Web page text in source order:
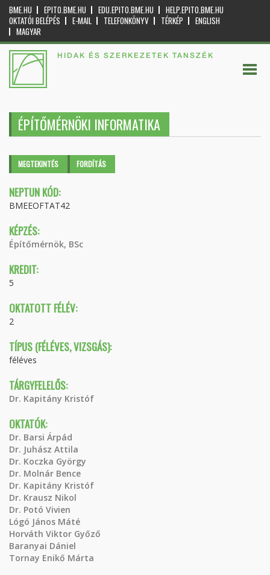
BME.HU EPITO.BME.HU EDU.EPITO.BME.HU
HELP.EPITO.BME.HU
OKTATÓI BELÉPÉS
E-MAIL TELEFONKÖNYV TÉRKÉP
ENGLISH
MAGYAR
HIDAK ÉS SZERKEZETEK TANSZÉK
ÉPÍTŐMÉRNÖKI INFORMATIKA
Elsődleges fülek
MEGTEKINTÉS (AKTÍVFORDÍTÁS
NEPTUN KÓD:
BMEEOFTAT42
KÉPZÉS:
Építőmérnök, BSc
KREDIT:
5
OKTATOTT FÉLÉV:
2
TÍPUS (FÉLÉVES, VIZSGÁS):
féléves
TÁRGYFELELŐS:
Dr. Kapitány Kristóf
OKTATÓK:
Dr. Barsi Árpád
Dr. Juhász Attila
Dr. Koczka György
Dr. Molnár Bence
Dr. Kapitány Kristóf
Dr. Krausz Nikol
Dr. Potó Vivien
Lógó János Máté
Horváth Viktor Győző
Baranyai Dániel
Tornay Enikő Márta